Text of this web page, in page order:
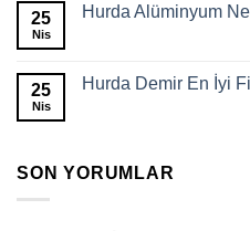
25
Nis
Hurda Alüminyum
25
Nis
Hurda Demir En İyi
SON YORUMLAR